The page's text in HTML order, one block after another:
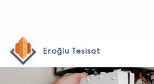
Eroğlu Tesisat